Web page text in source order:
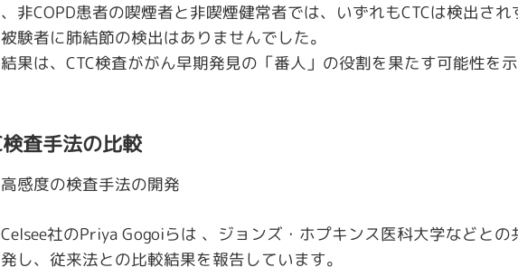
非COPD患者の喫煙者と非喫煙健常者では、いずれもCTCは検出さ
験者に肺結節の検出はありませんでした。
果は、CTC検査ががん早期発見の「番人」の役割を果たす可能性を示
検査手法の比較
感度の検査手法の開発
社のPriya Gogoiらは 、ジョンズ・ホプキンス医科大学などと
し、従来法との比較結果を報告しています。